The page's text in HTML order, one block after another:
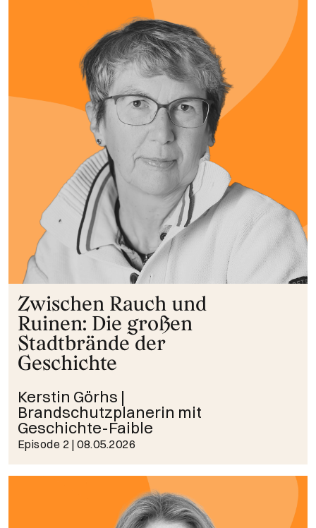
Zwischen Rauch und
Ruinen: Die großen
Stadtbrände der
Geschichte
Kerstin Görhs |
Brandschutzplanerin mit
Geschichte-Faible
Episode 2 | 08.05.2026